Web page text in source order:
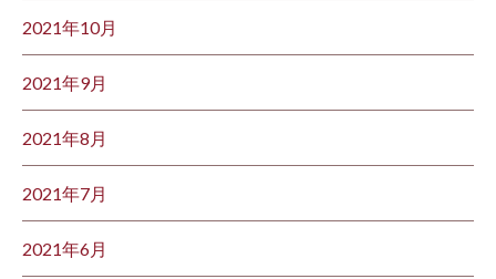
2021年10月
2021年9月
2021年8月
2021年7月
2021年6月